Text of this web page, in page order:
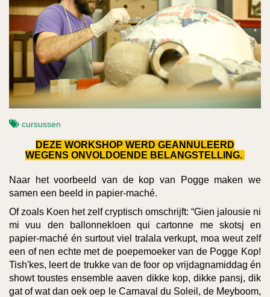
cursussen
DEZE WORKSHOP WERD GEANNULEERD
WEGENS ONVOLDOENDE BELANGSTELLING.
Naar het voorbeeld van de kop van Pogge maken we
samen een beeld in papier-maché.
Of zoals Koen het zelf cryptisch omschrijft: “Gien jalousie ni
mi vuu den ballonnekloen qui cartonne me skotsj en
papier-maché én surtout viel tralala verkupt, moa weut zelf
een of nen echte met de poepemoeker van de Pogge Kop!
Tish'kes, leert de trukke van de foor op vrijdagnamiddag én
showt toustes ensemble aaven dikke kop, dikke pansj, dik
gat of wat dan oek oep le Carnaval du Soleil, de Meyboom,